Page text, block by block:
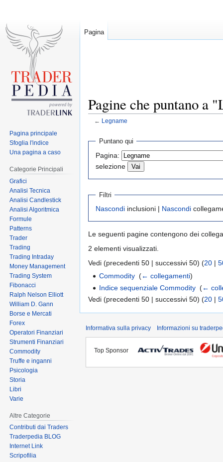
Pagine che puntano a
← Legname
Jump
navigation
Jump
search
Puntano qui
Pagina:
selezione
Filtri
Nascondi inclusioni | Nascondi
Le seguenti pagine contengono dei
2 elementi visualizzati.
Vedi (precedenti 50 | successivi 50) (20 |
Commodity ‎(← collegamenti)
Indice sequenziale Commodity ‎(←
Vedi (precedenti 50 | successivi 50) (20 |
Pagina
Pagina principale
Sfoglia l'indice
Una pagina a caso
Categorie Principali
Grafici
Analisi Tecnica
Analisi Candlestick
Analisi Algoritmica
Formule
Patterns
Trader
Trading
Trading Intraday
Money Management
Trading System
Fibonacci
Ralph Nelson Elliott
William D. Gann
Borse e Mercati
Forex
Operatori Finanziari
Strumenti Finanziari
Commodity
Truffe e inganni
Psicologia
Storia
Libri
Varie
Altre Categorie
Contributi dai Traders
Traderpedia BLOG
Internet Link
Scripofilia
Informativa sulla privacy Informazioni su
Top Sponsor